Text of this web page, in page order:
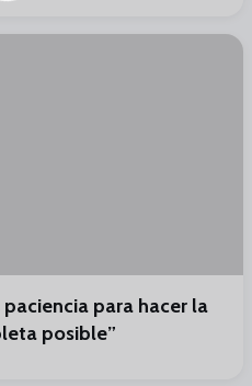
para hacer la
posible”